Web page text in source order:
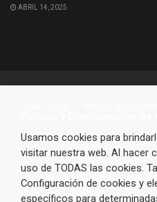
ABRIL 14, 2025
© 2023 VarFutbol.com -
Usamos cookies para
visitar nuestra web. Al hacer
uso de TODAS las cookies.
Configuración de cookies y
específicos para